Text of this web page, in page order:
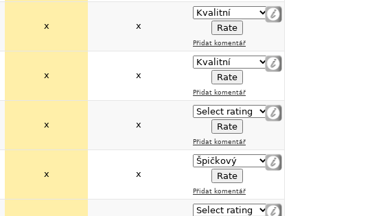
x x
Přidat komentář
x x
Přidat komentář
x x
Přidat komentář
x x
Přidat komentář